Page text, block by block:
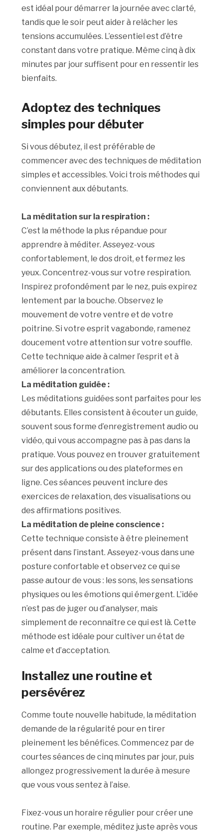
est idéal pour démarrer la journée avec clarté,
tandis que le soir peut aider à relâcher les
tensions accumulées. L’essentiel est d’être
constant dans votre pratique. Même cinq à dix
minutes par jour suffisent pour en ressentir les
bienfaits.
Adoptez des techniques
simples pour débuter
Si vous débutez, il est préférable de
commencer avec des techniques de méditation
simples et accessibles. Voici trois méthodes qui
conviennent aux débutants.
La méditation sur la respiration :
C’est la méthode la plus répandue pour
apprendre à méditer. Asseyez-vous
confortablement, le dos droit, et fermez les
yeux. Concentrez-vous sur votre respiration.
Inspirez profondément par le nez, puis expirez
lentement par la bouche. Observez le
mouvement de votre ventre et de votre
poitrine. Si votre esprit vagabonde, ramenez
doucement votre attention sur votre souffle.
Cette technique aide à calmer l’esprit et à
améliorer la concentration.
La méditation guidée :
Les méditations guidées sont parfaites pour les
débutants. Elles consistent à écouter un guide,
souvent sous forme d’enregistrement audio ou
vidéo, qui vous accompagne pas à pas dans la
pratique. Vous pouvez en trouver gratuitement
sur des applications ou des plateformes en
ligne. Ces séances peuvent inclure des
exercices de relaxation, des visualisations ou
des affirmations positives.
La méditation de pleine conscience :
Cette technique consiste à être pleinement
présent dans l’instant. Asseyez-vous dans une
posture confortable et observez ce qui se
passe autour de vous : les sons, les sensations
physiques ou les émotions qui émergent. L’idée
n’est pas de juger ou d’analyser, mais
simplement de reconnaître ce qui est là. Cette
méthode est idéale pour cultiver un état de
calme et d’acceptation.
Installez une routine et
persévérez
Comme toute nouvelle habitude, la méditation
demande de la régularité pour en tirer
pleinement les bénéfices. Commencez par de
courtes séances de cinq minutes par jour, puis
allongez progressivement la durée à mesure
que vous vous sentez à l’aise.
Fixez-vous un horaire régulier pour créer une
routine. Par exemple, méditez juste après vous